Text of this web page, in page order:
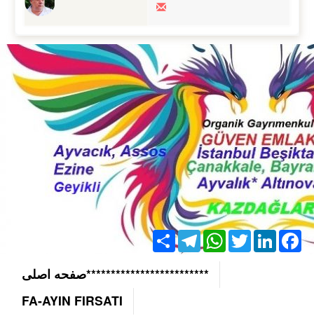
*************************صفحه اصلی
FA-AYIN FIRSATI
Facebook
LinkedIn
Twitter
WhatsApp
Telegram
Share